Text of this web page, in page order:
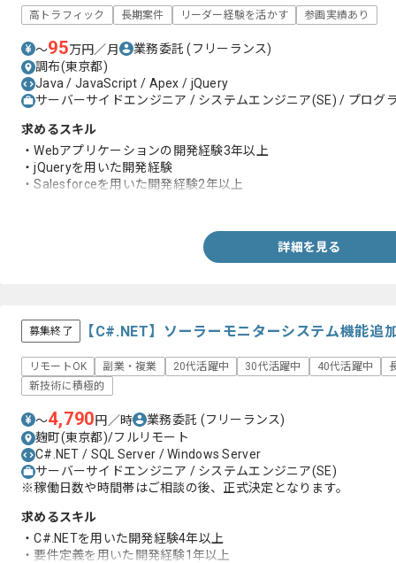
高トラフィック 長期案件 リーダー経験を活かす 参画実績あり
〜95万円／月 業務委託(フリーランス)
調布(東京都)
Java / JavaScript / Apex / jQuery
サーバーサイドエンジニア / システムエンジニア(SE) / プログ
求めるスキル
・Webアプリケーションの開発経験3年以上
・jQueryを用いた開発経験
・Salesforceを用いた開発経験2年以上
詳細を見る
募集終了 【C#.NET】ソーラーモニターシステム機能追
リモートOK 副業・複業 20代活躍中 30代活躍中 40代活躍中
新技術に積極的
〜4,790円／時 業務委託 (フリーランス)
麹町(東京都)/フルリモート
C#.NET / SQL Server / Windows Server
サーバーサイドエンジニア / システムエンジニア(SE)
※稼働日数や時間帯はご相談の後、正式決定となります。
求めるスキル
・C#.NETを用いた開発経験4年以上
・要件定義を用いた開発経験1年以上